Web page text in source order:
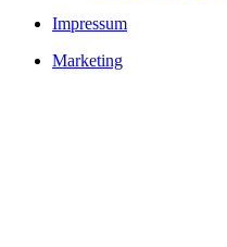
Impressum
Marketing